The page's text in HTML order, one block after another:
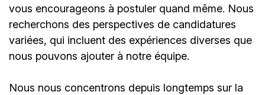
vous encourageons à postuler quand même. Nous
recherchons des perspectives de candidatures
variées, qui incluent des expériences diverses que
nous pouvons ajouter à notre équipe.
Nous nous concentrons depuis longtemps sur la